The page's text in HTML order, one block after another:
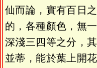
仙而論，實有百日
的，各種顏色，無
深淺三四等之分，
並蒂，能於葉上開